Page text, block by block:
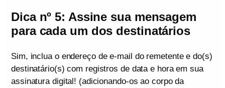
Dica nº 5: Assine sua mensagem
para cada um dos destinatários
Sim, inclua o endereço de e-mail do remetente e do(s)
destinatário(s) com registros de data e hora em sua
assinatura digital! (adicionando-os ao corpo da